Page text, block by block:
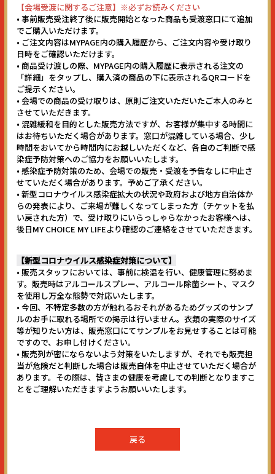
【会場受渡に関するご注意】※必ずお読みください
• 事前販売受注終了後に販売開始となった商品も受渡窓口にて追加
でご購入いただけます。
• ご注文内容はMYPAGE内の購入履歴から、ご注文内容や受け取り
日時をご確認いただけます。
• 商品受け渡しの際、MYPAGE内の購入履歴に表示される注文の
「詳細」をタップし、購入済の商品の下に表示されるQRコードを
ご提示ください。
• 会場での商品の受け取りは、原則ご注文いただいたご本人のみと
させていただきます。
• 混雑緩和を目的とした販売方法ですが、お客様が集中する時間に
はお待ちいただく場合があります。窓口が混雑している場合、少し
時間をおいてから時間内にお越しいただくなど、各自のご判断で感
染症予防対策へのご協力をお願いいたします。
• 感染症予防対策のため、会場での販売・受渡を予告なしに中止さ
せていただく場合があります。予めご了承ください。
• 新型コロナウイルス感染症拡大の状況や政府および地方自治体か
らの発表により、ご来場が難しくなってしまった方（チケットを払
い戻された方）で、受け取りにいらっしゃらなかったお客様へは、
後日MY CHOICE MY LIFEより確認のご連絡をさせていただきます。
【新型コロナウイルス感染症対策について】
• 販売スタッフにおいては、事前に検温を行い、健康管理に努めま
す。販売時はアルコールスプレー、アルコール除菌シート、マスク
を使用し万全な態勢で対応いたします。
• 今回、不特定多数の方が触れるおそれがあるためグッズのサンプ
ルのお手に取れる場所での掲示は行いません。衣類の実際のサイズ
等が知りたい方は、販売窓口にてサンプルをお見せすることは可能
ですので、お申し付けください。
• 販売列が密にならないよう対策をいたしますが、それでも販売担
当が危険だと判断した場合は販売自体を中止させていただく場合が
あります。その際は、皆さまの健康を考慮しての判断となりますこ
とをご理解いただきますようお願いいたします。
戻る